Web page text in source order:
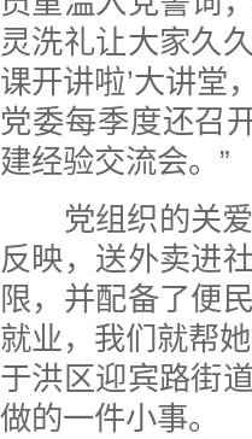
灵洗礼让大家久
课开讲啦’大讲堂
党委每季度还召
建经验交流会。”
党组织的关爱
反映，送外卖进
限，并配备了便
就业，我们就帮
于洪区迎宾路街
做的一件小事。